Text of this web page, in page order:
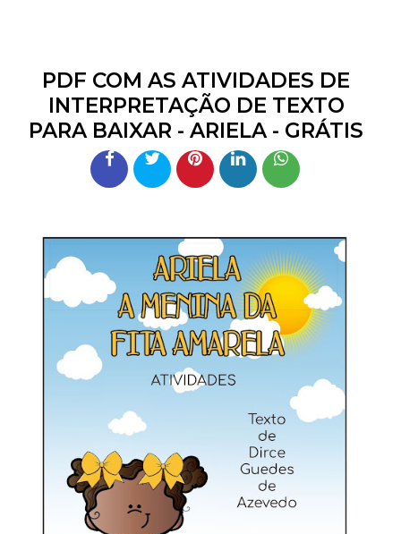
PDF COM AS ATIVIDADES DE
INTERPRETAÇÃO DE TEXTO
PARA BAIXAR - ARIELA - GRÁTIS